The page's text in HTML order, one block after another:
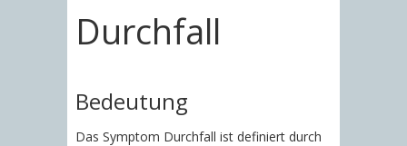
Durchfall
Bedeutung
Das Symptom Durchfall ist definiert durch